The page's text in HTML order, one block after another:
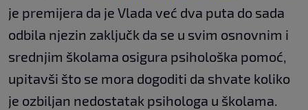
je premijera da je Vlada već dva puta do sada
odbila njezin zaključk da se u svim osnovnim i
srednjim školama osigura psihološka pomoć,
upitavši što se mora dogoditi da shvate koliko
je ozbiljan nedostatak psihologa u školama.